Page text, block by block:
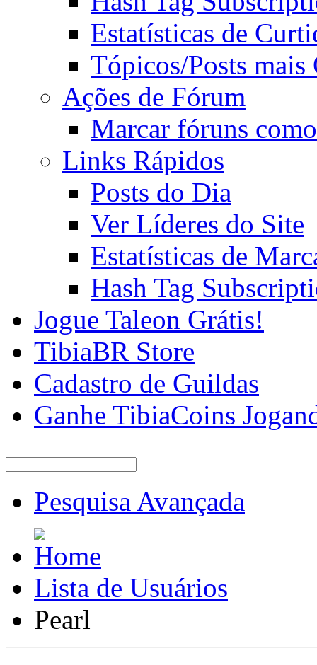
Estatísticas de
Tópicos/Posts mais
Ações de Fórum
Marcar fóruns
Links Rápidos
Posts do Dia
Ver Líderes do Site
Estatísticas de
Hash Tag
Jogue Taleon Grátis!
TibiaBR Store
Cadastro de Guildas
Ganhe TibiaCoins
Pesquisa Avançada
Lista de Usuários
Pearl